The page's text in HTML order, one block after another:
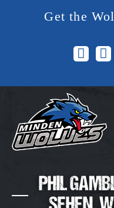
Get the
opens
new
window
PHIL